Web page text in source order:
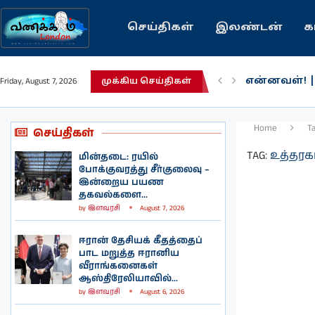
செய்திகள் இலண்டன்
Friday, August 7, 2026 முக்கிய செய்திகள்
என்னவள்! |
செய்திகள்
மின்தடை: ரயில்
போக்குவரத்து சீர்குலைவு –
இன்றைய பயண
தகவல்களை...
by இளவரசி August 7, 2026
ஈரான் தேசியக் கீதத்தைப்
பாட மறுத்த ஈரானிய
வீராங்கனைகள்
ஆஸ்திரேலியாவில்...
by இளவரசி August 6, 2026
Home
TAG: